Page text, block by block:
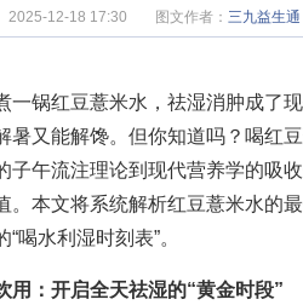
2025-12-18 17:30 图文作者： 三九益生通
锅红豆薏米水，祛湿消肿成了现
暑又能解馋。但你知道吗？喝红
子午流注理论到现代营养学的吸
。本文将系统解析红豆薏米水的
喝水利湿时刻表”。
用：开启全天祛湿的“黄金时段”